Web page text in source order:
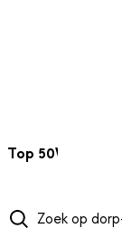
Top 50Webcams